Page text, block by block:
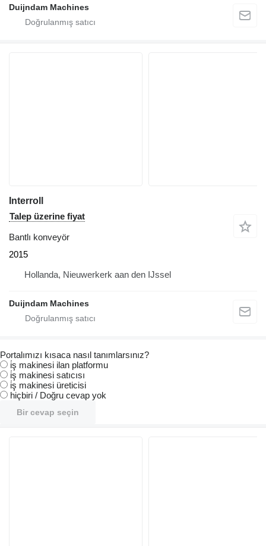
Duijndam Machines
Interroll
Talep üzerine fiyat
Bantlı konveyör
2015
Hollanda, Nieuwerkerk aan den IJssel
Duijndam Machines
Portalımızı kısaca nasıl tanımlarsınız?
i̇ş makinesi ilan platformu
i̇ş makinesi satıcısı
i̇ş makinesi üreticisi
hiçbiri / Doğru cevap yok
Bir cevap seçin